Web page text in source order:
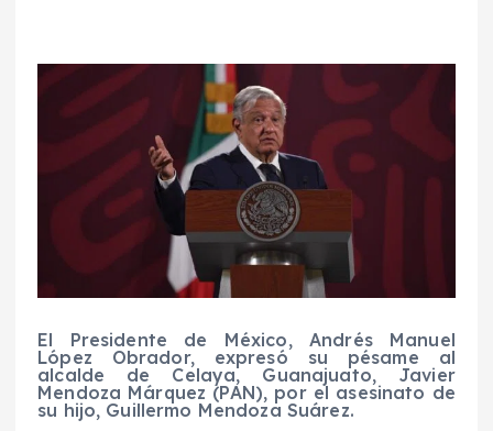
El Presidente de México, Andrés Manuel
López Obrador, expresó su pésame al
alcalde de Celaya, Guanajuato, Javier
Mendoza Márquez (PAN), por el asesinato de
su hijo, Guillermo Mendoza Suárez.